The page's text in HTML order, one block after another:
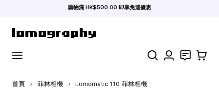
購物滿 HK$500.00 即享免運優惠
搜索 聯絡 購物車
首頁 › 菲林相機 › Lomomatic 110 菲林相機